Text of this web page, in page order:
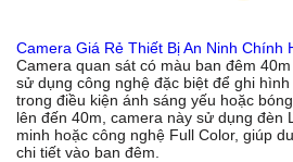
Camera Giá Rẻ Thiết Bị An Ninh Chính
Camera quan sát có màu ban đêm
sử dụng công nghệ đặc biệt để ghi
trong điều kiện ánh sáng yếu hoặc
lên đến 40m, camera này sử dụng đèn
minh hoặc công nghệ Full Color, giúp
chi tiết vào ban đêm.